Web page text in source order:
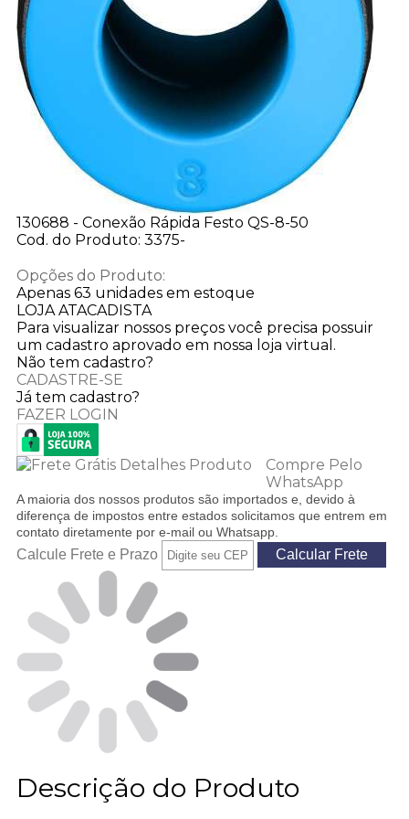
130688 - Conexão Rápida Festo QS-8-50
Cod. do Produto: 3375-
Opções do Produto:
Apenas 63 unidades em estoque
LOJA ATACADISTA
Para visualizar nossos preços você precisa possuir
um cadastro aprovado em nossa loja virtual.
Não tem cadastro?
CADASTRE-SE
Já tem cadastro?
FAZER LOGIN
Compre Pelo
WhatsApp
A maioria dos nossos produtos são importados e, devido à
diferença de impostos entre estados solicitamos que entrem em
contato diretamente por e-mail ou Whatsapp.
Calcule Frete e Prazo
Descrição do Produto